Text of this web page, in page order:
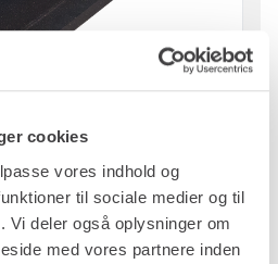
cookies
vores indhold og
til sociale medier og til
Vi deler også oplysninger om
med vores partnere inden